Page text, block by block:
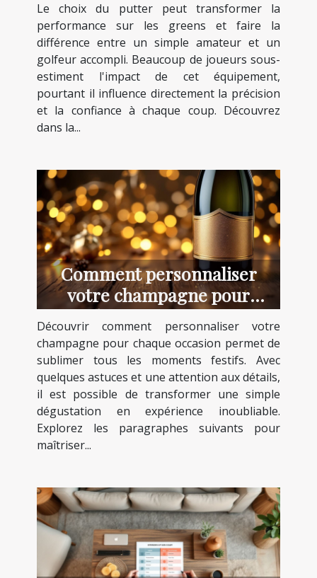
Le choix du putter peut transformer la
performance sur les greens et faire la
différence entre un simple amateur et un
golfeur accompli. Beaucoup de joueurs sous-
estiment l'impact de cet équipement,
pourtant il influence directement la précision
et la confiance à chaque coup. Découvrez
dans la...
Comment personnaliser
votre champagne pour
chaque occasion ?
Découvrir comment personnaliser votre
champagne pour chaque occasion permet de
sublimer tous les moments festifs. Avec
quelques astuces et une attention aux détails,
il est possible de transformer une simple
dégustation en expérience inoubliable.
Explorez les paragraphes suivants pour
maîtriser...